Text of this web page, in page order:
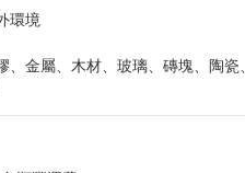
環境
金屬、木材、玻璃、磚塊、陶瓷、